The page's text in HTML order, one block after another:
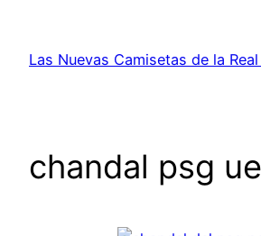
contenido
Las Nuevas Camisetas de la
chandal psg